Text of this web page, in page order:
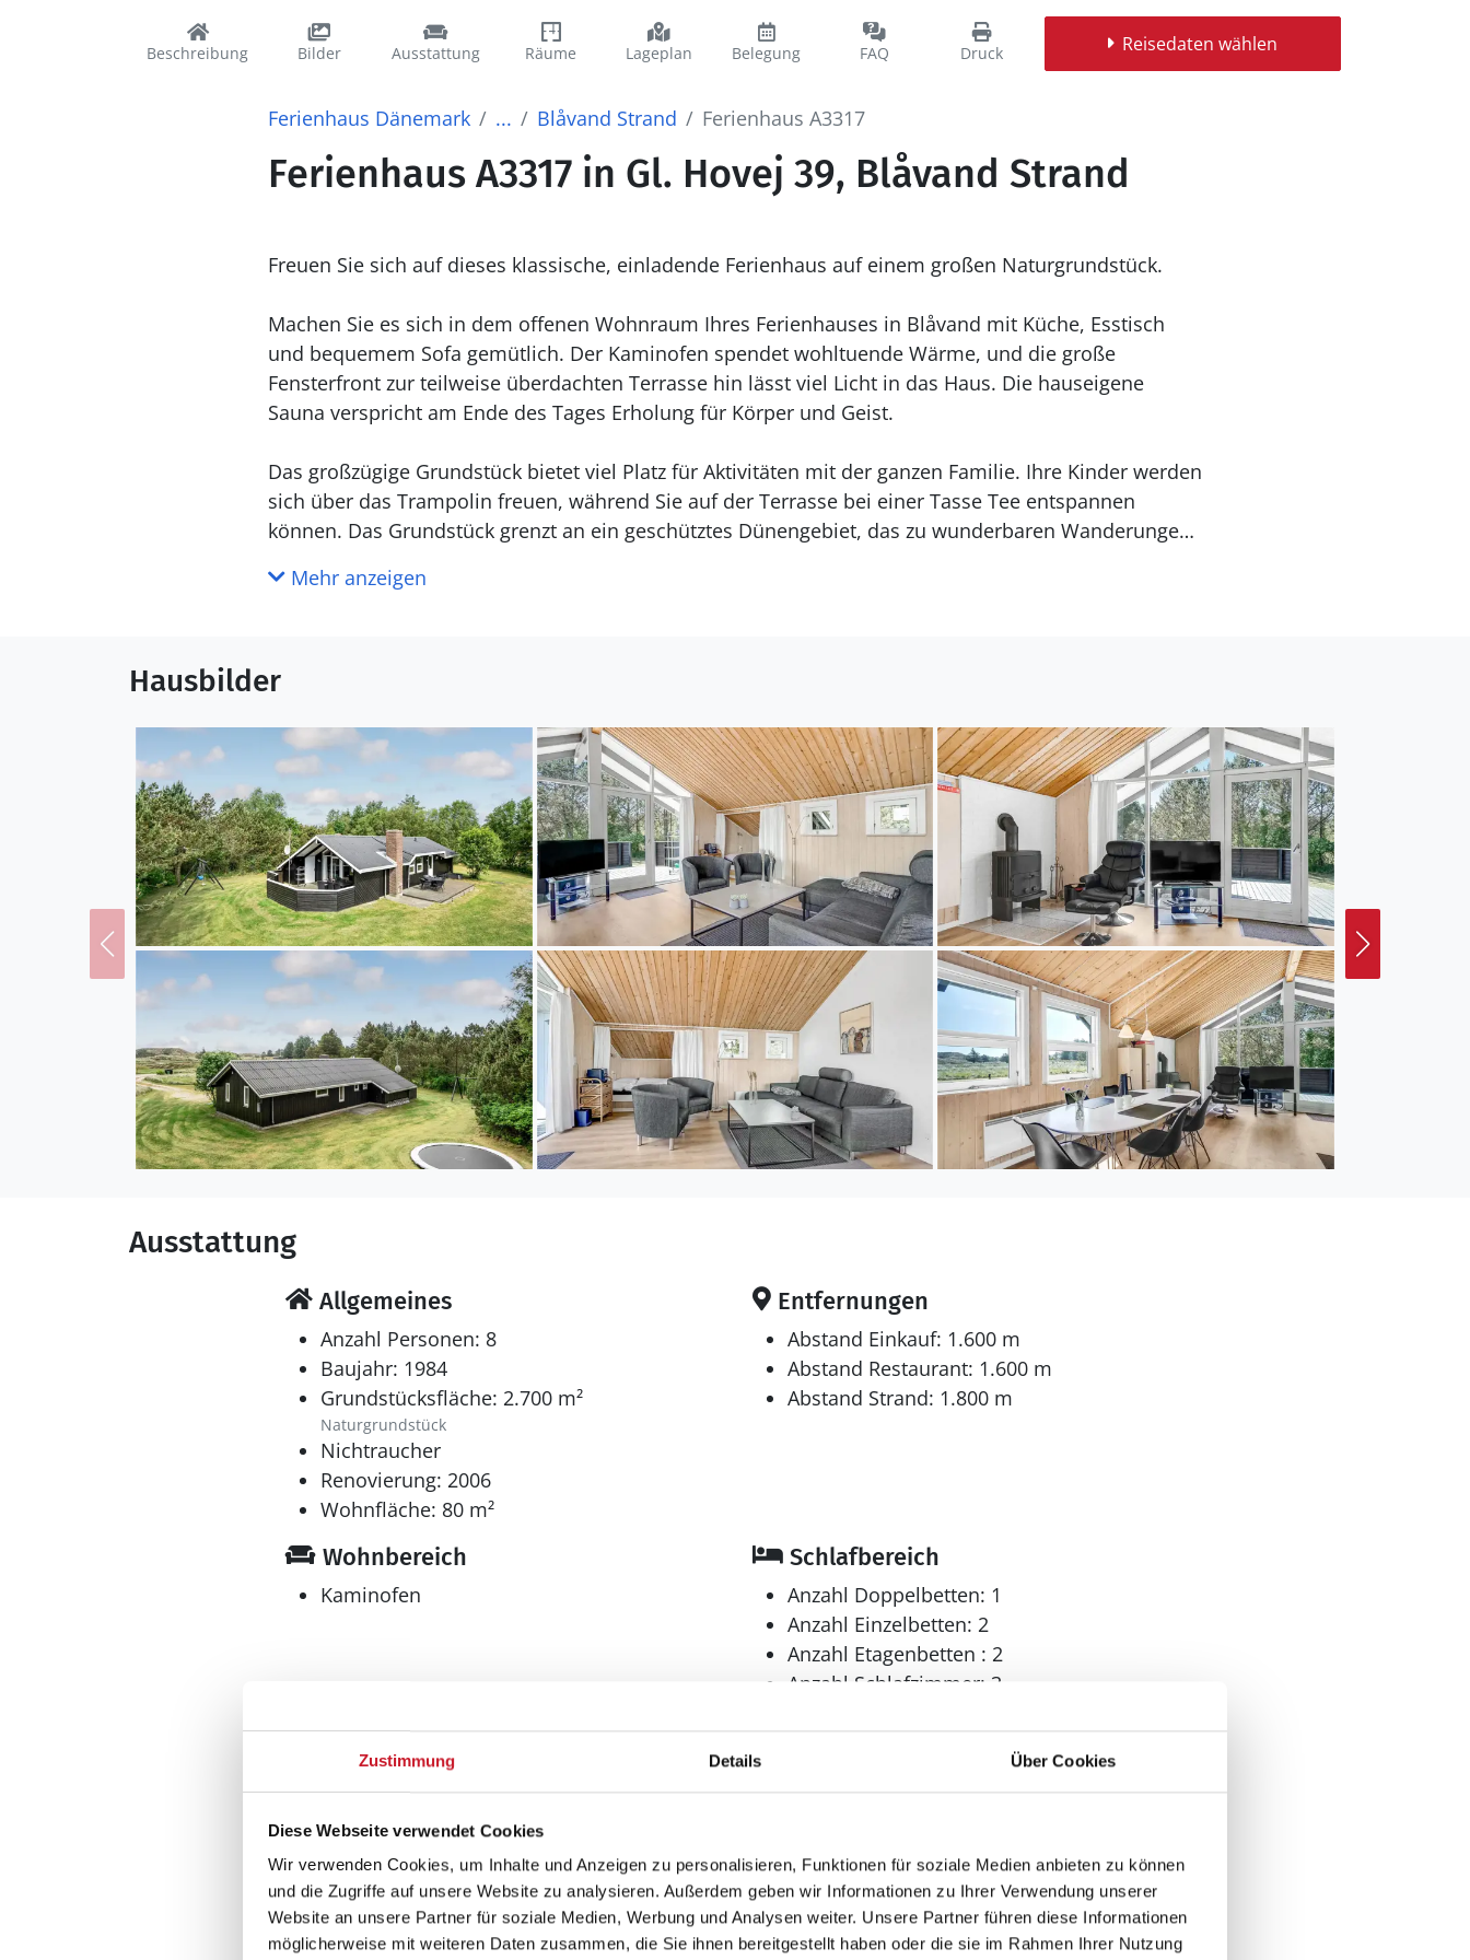
Zustimmung Details Über Cookies
Diese Webseite verwendet Cookies
Wir verwenden Cookies, um Inhalte und Anzeigen zu personalisieren, Funktionen für soziale Medien anbieten zu können
und die Zugriffe auf unsere Website zu analysieren. Außerdem geben wir Informationen zu Ihrer Verwendung unserer
Website an unsere Partner für soziale Medien, Werbung und Analysen weiter. Unsere Partner führen diese Informationen
möglicherweise mit weiteren Daten zusammen, die Sie ihnen bereitgestellt haben oder die sie im Rahmen Ihrer Nutzung
Beschreibung Bilder Ausstattung Räume Lageplan Belegung FAQ Druck Reisedaten wählen
Ferienhaus Dänemark ... Blåvand Strand Ferienhaus A3317
Ferienhaus A3317 in Gl. Hovej 39, Blåvand Strand
Freuen Sie sich auf dieses klassische, einladende Ferienhaus auf einem großen Naturgrundstück.
Machen Sie es sich in dem offenen Wohnraum Ihres Ferienhauses in Blåvand mit Küche, Esstisch
und bequemem Sofa gemütlich. Der Kaminofen spendet wohltuende Wärme, und die große
Fensterfront zur teilweise überdachten Terrasse hin lässt viel Licht in das Haus. Die hauseigene
Sauna verspricht am Ende des Tages Erholung für Körper und Geist.
Das großzügige Grundstück bietet viel Platz für Aktivitäten mit der ganzen Familie. Ihre Kinder werden
sich über das Trampolin freuen, während Sie auf der Terrasse bei einer Tasse Tee entspannen
können. Das Grundstück grenzt an ein geschütztes Dünengebiet, das zu wunderbaren Wanderungen
charmanter kleiner Zoo mit Streicheltieren, Bauernhoftieren und exotischen Arten. Ebenso liegt das
Blåvand ist eine klassische Badeortschaft mit herrlichen Sandstränden und beeindruckenden Wellen.
Dänemark beobachten können, oder erklimmen Sie den berühmten Leuchtturm Blåvand Fyr und
genießen Sie die spektakuläre Aussicht auf die Küste und die umliegende Landschaft. Für
Wanderfreunde gibt es zahlreiche gut ausgeschilderte Routen durch die atemberaubende Natur.
Mehr anzeigen
Hausbilder
Ausstattung
Allgemeines
Anzahl Personen: 8
Baujahr: 1984
Grundstücksfläche: 2.700 m²
Naturgrundstück
Nichtraucher
Renovierung: 2006
Wohnfläche: 80 m²
Entfernungen
Abstand Einkauf: 1.600 m
Abstand Restaurant: 1.600 m
Abstand Strand: 1.800 m
Wohnbereich
Kaminofen
Schlafbereich
Anzahl Doppelbetten: 1
Anzahl Einzelbetten: 2
Anzahl Etagenbetten : 2
Anzahl Schlafzimmer: 3
Küche
Dunstabzug
Geschirrspüler
Herd
Elektroherd mit Backofen
Kaffeemaschine
Kühlschrank
Mikrowelle
Bad
Anzahl Badezimmer: 1
Dusche
Waschmaschine